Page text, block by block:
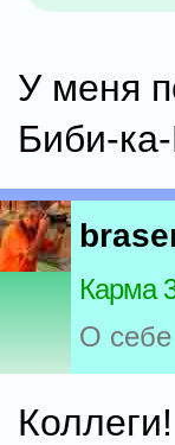
У меня
Биби-
Карма
О себе
Коллеги!